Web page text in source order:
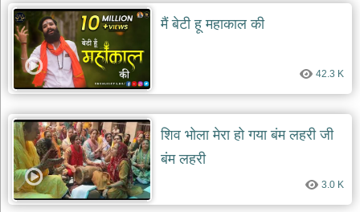
रानी
सती
दादी
भजन
rani
sati
dadi
बावा
लाल
दयाल
भजन
bawa
lal
मैं बेटी हू महाकाल की
42.3 K
शिव भोला मेरा हो गया बंम लहरी जी
बंम लहरी
3.0 K